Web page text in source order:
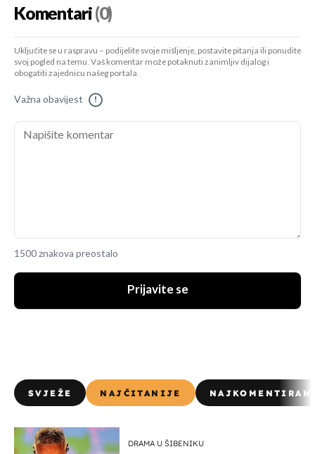
Komentari(0)
Uključite se u raspravu – podijelite svoje mišljenje, postavite pitanja ili ponudite
svoj pogled na temu. Vaš komentar može potaknuti zanimljiv dijalog i
obogatiti zajednicu našeg portala.
Važna obavijest !
1500 znakova preostalo
Prijavite se
SVJEŽE NAJČITANIJE
DRAMA U ŠIBENIKU